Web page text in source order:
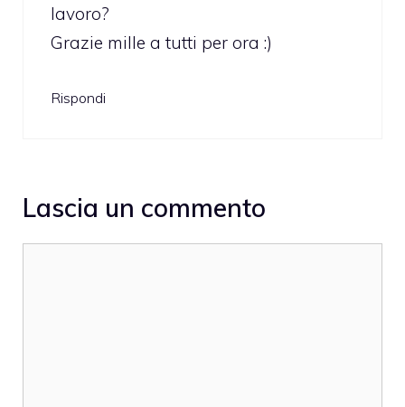
lavoro?
Grazie mille a tutti per ora :)
Rispondi
Lascia un commento